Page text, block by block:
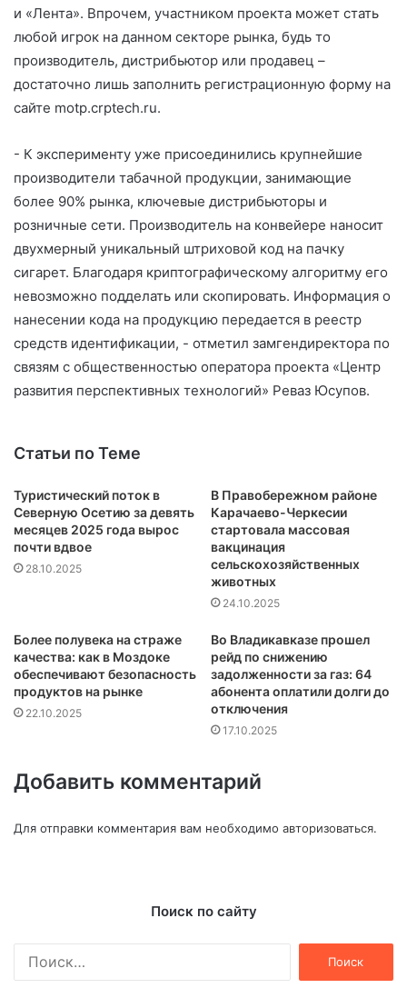
и «Лента». Впрочем, участником проекта может стать
любой игрок на данном секторе рынка, будь то
производитель, дистрибьютор или продавец –
достаточно лишь заполнить регистрационную форму на
сайте motp.crptech.ru.
- К эксперименту уже присоединились крупнейшие
производители табачной продукции, занимающие
более 90% рынка, ключевые дистрибьюторы и
розничные сети. Производитель на конвейере наносит
двухмерный уникальный штриховой код на пачку
сигарет. Благодаря криптографическому алгоритму его
невозможно подделать или скопировать. Информация о
нанесении кода на продукцию передается в реестр
средств идентификации, - отметил замгендиректора по
связям с общественностью оператора проекта «Центр
развития перспективных технологий» Реваз Юсупов.
Статьи по Теме
Туристический поток в
Северную Осетию за девять
месяцев 2025 года вырос
почти вдвое
28.10.2025
В Правобережном районе
Карачаево-Черкесии
стартовала массовая
вакцинация
сельскохозяйственных
животных
24.10.2025
Более полувека на страже
качества: как в Моздоке
обеспечивают безопасность
продуктов на рынке
22.10.2025
Во Владикавказе прошел
рейд по снижению
задолженности за газ: 64
абонента оплатили долги до
отключения
17.10.2025
Добавить комментарий
Для отправки комментария вам необходимо авторизоваться.
Поиск по сайту